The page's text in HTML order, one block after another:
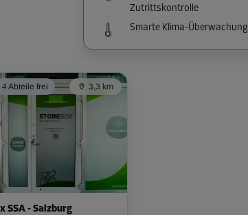
Zutrittskontrolle
Smarte Klima-Überwachung
Abteile frei 3,3 km
SSA - Salzburg